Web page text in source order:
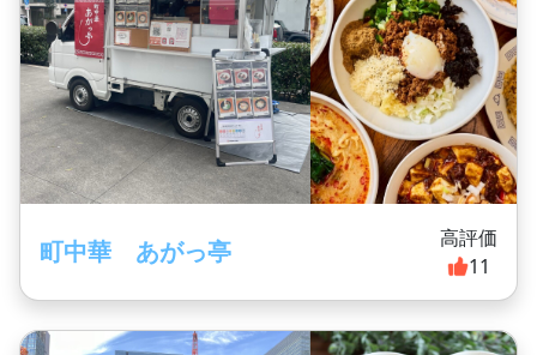
町中華 あがっ亭
高評価
11